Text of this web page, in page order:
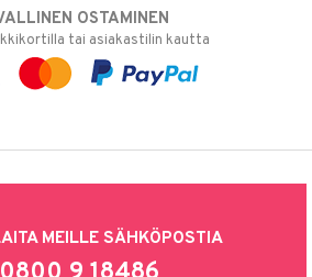
OSTAMINEN
tai asiakastilin kautta
MEILLE SÄHKÖPOSTIA